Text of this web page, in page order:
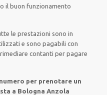
il buon funzionamento
le prestazioni sono in
e sono pagabili con
rimediare contanti per pagare
per prenotare un
a Bologna Anzola